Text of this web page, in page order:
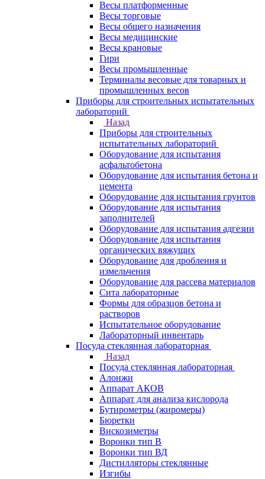
Весы платформенные
Весы торговые
Весы общего назначения
Весы медицинские
Весы крановые
Гири
Весы промышленные
Терминалы весовые для товарных и
промышленных весов
Приборы для строительных испытательных
лабораторий
Назад
Приборы для строительных
испытательных лабораторий
Оборудование для испытания
асфальтобетона
Оборудование для испытания бетона и
цемента
Оборудование для испытания грунтов
Оборудование для испытания
заполнителей
Оборудование для испытания адгезии
Оборудование для испытания
органических вяжущих
Оборудование для дробления и
измельчения
Оборудование для рассева материалов
Сита лабораторные
Формы для образцов бетона и
растворов
Испытательное оборудование
Лабораторный инвентарь
Посуда стеклянная лабораторная
Назад
Посуда стеклянная лабораторная
Алонжи
Аппарат АКОВ
Аппарат для анализа кислорода
Бутирометры (жиромеры)
Бюретки
Вискозиметры
Воронки тип В
Воронки тип ВД
Дистилляторы стеклянные
Изгибы